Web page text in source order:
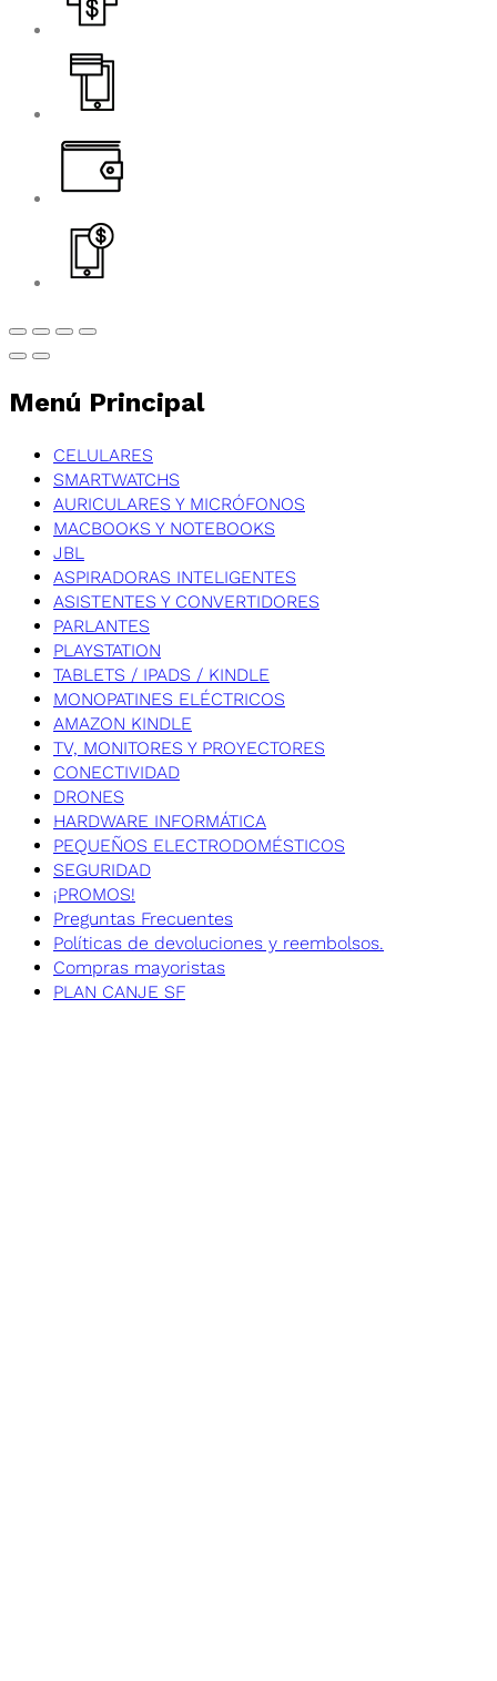
Menú Principal
CELULARES
SMARTWATCHS
AURICULARES Y MICRÓFONOS
MACBOOKS Y NOTEBOOKS
JBL
ASPIRADORAS INTELIGENTES
ASISTENTES Y CONVERTIDORES
PARLANTES
PLAYSTATION
TABLETS / IPADS / KINDLE
MONOPATINES ELÉCTRICOS
AMAZON KINDLE
TV, MONITORES Y PROYECTORES
CONECTIVIDAD
DRONES
HARDWARE INFORMÁTICA
PEQUEÑOS ELECTRODOMÉSTICOS
SEGURIDAD
¡PROMOS!
Preguntas Frecuentes
Políticas de devoluciones y reembolsos.
Compras mayoristas
PLAN CANJE SF